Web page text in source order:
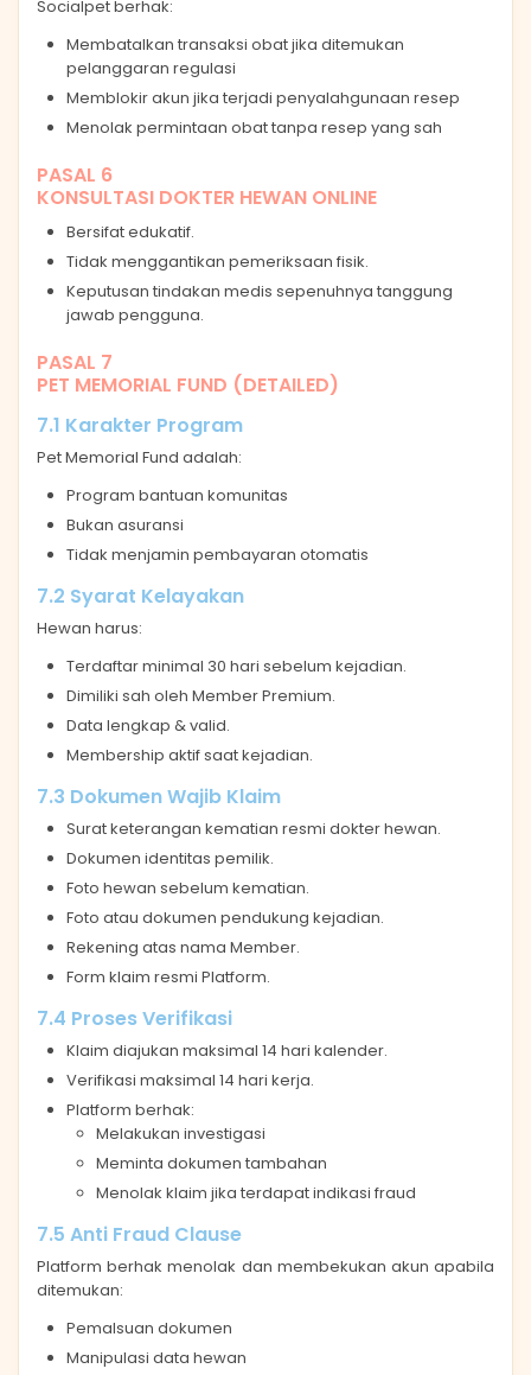
Socialpet berhak:
Membatalkan transaksi obat jika ditemukan
pelanggaran regulasi
Memblokir akun jika terjadi penyalahgunaan resep
Menolak permintaan obat tanpa resep yang sah
PASAL 6
KONSULTASI DOKTER HEWAN ONLINE
Bersifat edukatif.
Tidak menggantikan pemeriksaan fisik.
Keputusan tindakan medis sepenuhnya tanggung
jawab pengguna.
PASAL 7
PET MEMORIAL FUND (DETAILED)
7.1 Karakter Program
Pet Memorial Fund adalah:
Program bantuan komunitas
Bukan asuransi
Tidak menjamin pembayaran otomatis
7.2 Syarat Kelayakan
Hewan harus:
Terdaftar minimal 30 hari sebelum kejadian.
Dimiliki sah oleh Member Premium.
Data lengkap & valid.
Membership aktif saat kejadian.
7.3 Dokumen Wajib Klaim
Surat keterangan kematian resmi dokter hewan.
Dokumen identitas pemilik.
Foto hewan sebelum kematian.
Foto atau dokumen pendukung kejadian.
Rekening atas nama Member.
Form klaim resmi Platform.
7.4 Proses Verifikasi
Klaim diajukan maksimal 14 hari kalender.
Verifikasi maksimal 14 hari kerja.
Platform berhak:
Melakukan investigasi
Meminta dokumen tambahan
Menolak klaim jika terdapat indikasi fraud
7.5 Anti Fraud Clause
Platform berhak menolak dan membekukan akun apabila
ditemukan:
Pemalsuan dokumen
Manipulasi data hewan